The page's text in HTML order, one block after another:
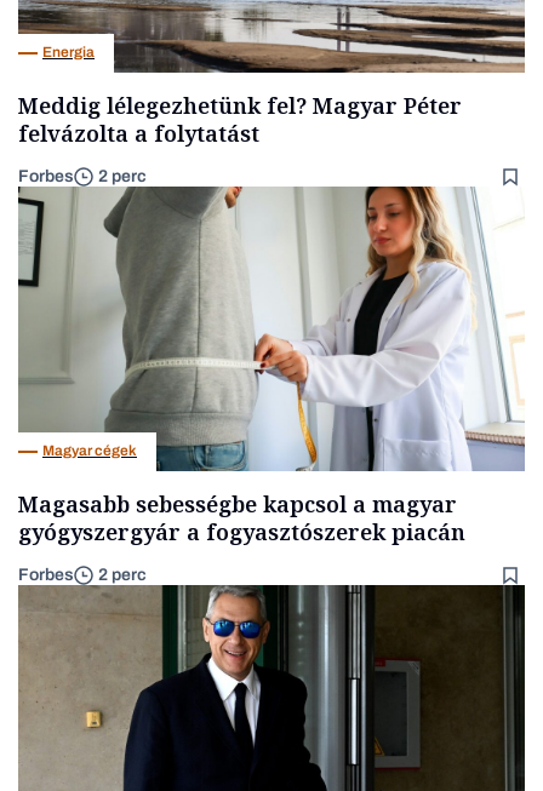
Energia
Meddig lélegezhetünk fel? Magyar Péter
felvázolta a folytatást
Forbes 2 perc
Magyar cégek
Magasabb sebességbe kapcsol a magyar
gyógyszergyár a fogyasztószerek piacán
Forbes 2 perc